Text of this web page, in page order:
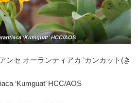
‘Kumguat’ HCC/AOS
ンセ オーランティアカ ‘カンカット(き
‘Kumguat’ HCC/AOS